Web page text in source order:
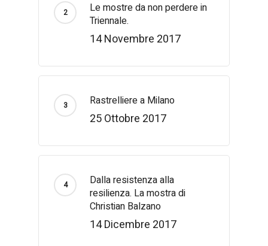
Le mostre da non perdere in
Triennale.
14 Novembre 2017
Rastrelliere a Milano
25 Ottobre 2017
Dalla resistenza alla
resilienza. La mostra di
Christian Balzano
14 Dicembre 2017